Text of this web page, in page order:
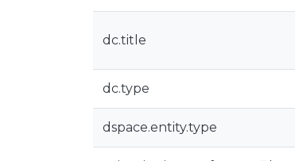
dc.title
dc.type
dspace.entity.type